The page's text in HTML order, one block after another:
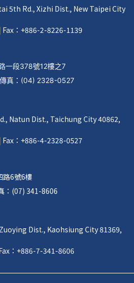
5th Rd., Xizhi Dist., New Taipei City
：+886-2-8226-1139
一段378號12樓之7
傳真 ： (04) 2328-0527
Natun Dist., Taichung City 40862,
：+886-4-2328-0527
路6號6樓
：(07) 341-8606
Dist., Kaohsiung City 81369,
：+886-7-341-8606